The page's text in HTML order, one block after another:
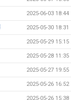
2025-06-03 18:44
2025-05-30 18:31
2025-05-29 15:15
2025-05-28 11:35
2025-05-27 19:55
2025-05-26 16:52
2025-05-26 15:38